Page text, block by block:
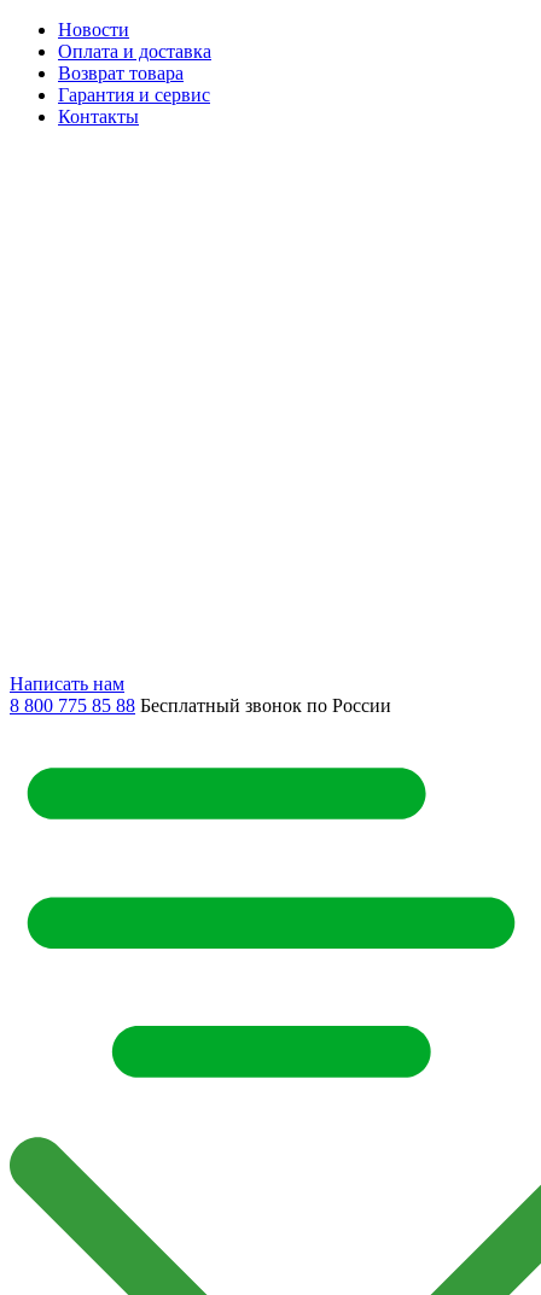
Новости
Оплата и доставка
Возврат товара
Гарантия и сервис
Контакты
Написать нам
8 800 775 85 88 Бесплатный звонок по России